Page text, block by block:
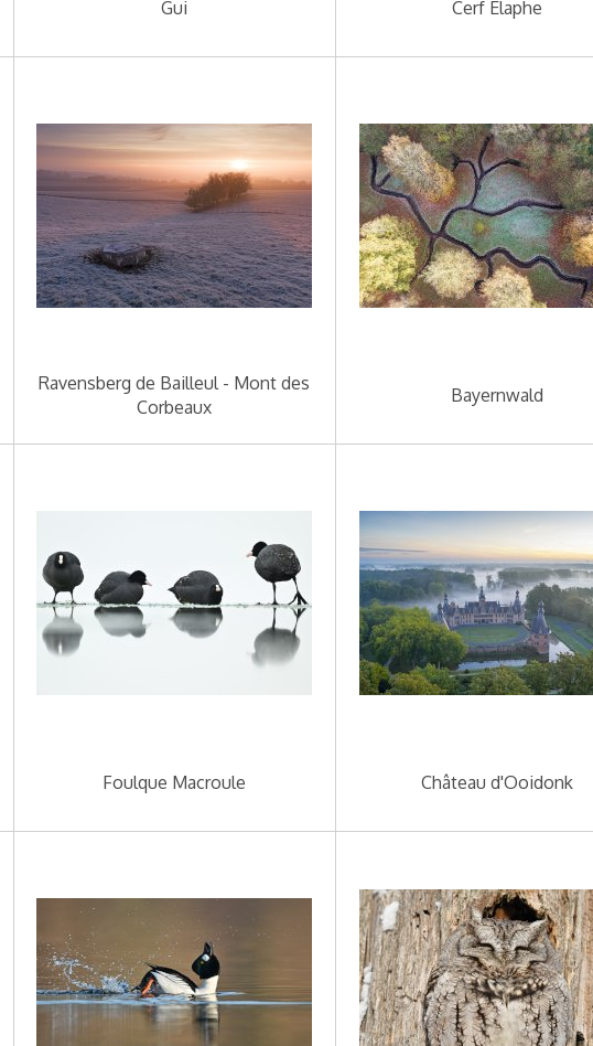
Gui Cerf Élaphe
Ravensberg de Bailleul - Mont des
Corbeaux
Bayernwald
Foulque Macroule Château d'Ooidonk